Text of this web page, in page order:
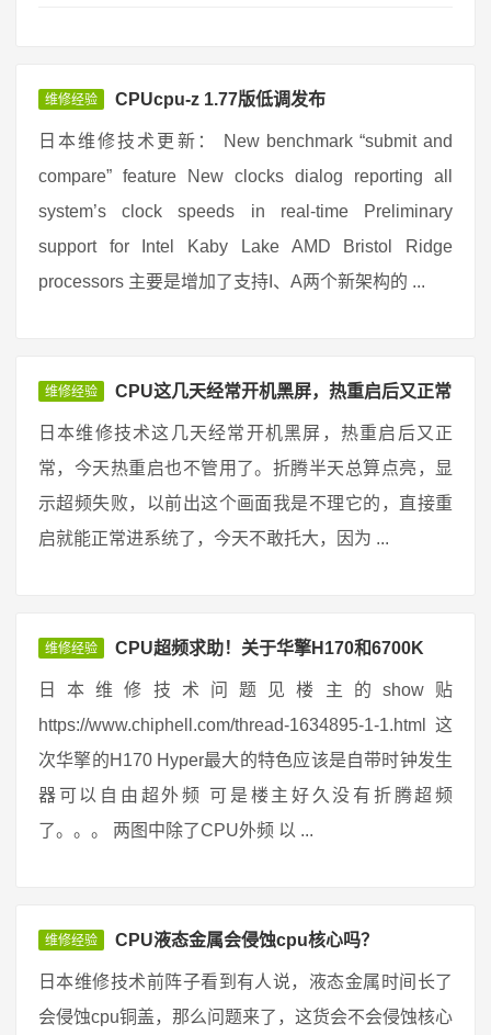
维修经验 CPUcpu-z 1.77版低调发布
日本维修技术更新： New benchmark “submit and
compare” feature New clocks dialog reporting all
system’s clock speeds in real-time Preliminary
support for Intel Kaby Lake AMD Bristol Ridge
processors 主要是增加了支持I、A两个新架构的 ...
维修经验 CPU这几天经常开机黑屏，热重启后又正常
日本维修技术这几天经常开机黑屏，热重启后又正
常，今天热重启也不管用了。折腾半天总算点亮，显
示超频失败，以前出这个画面我是不理它的，直接重
启就能正常进系统了，今天不敢托大，因为 ...
维修经验 CPU超频求助！关于华擎H170和6700K
日本维修技术问题见楼主的show贴
https://www.chiphell.com/thread-1634895-1-1.html 这
次华擎的H170 Hyper最大的特色应该是自带时钟发生
器可以自由超外频 可是楼主好久没有折腾超频
了。。。 两图中除了CPU外频 以 ...
维修经验 CPU液态金属会侵蚀cpu核心吗？
日本维修技术前阵子看到有人说，液态金属时间长了
会侵蚀cpu铜盖，那么问题来了，这货会不会侵蚀核心